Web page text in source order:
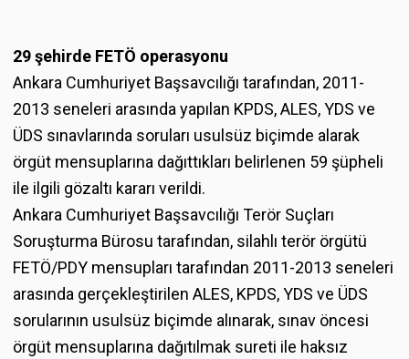
29 şehirde FETÖ operasyonu
Ankara Cumhuriyet Başsavcılığı tarafından, 2011-
2013 seneleri arasında yapılan KPDS, ALES, YDS ve
ÜDS sınavlarında soruları usulsüz biçimde alarak
örgüt mensuplarına dağıttıkları belirlenen 59 şüpheli
ile ilgili gözaltı kararı verildi.
Ankara Cumhuriyet Başsavcılığı Terör Suçları
Soruşturma Bürosu tarafından, silahlı terör örgütü
FETÖ/PDY mensupları tarafından 2011-2013 seneleri
arasında gerçekleştirilen ALES, KPDS, YDS ve ÜDS
sorularının usulsüz biçimde alınarak, sınav öncesi
örgüt mensuplarına dağıtılmak sureti ile haksız